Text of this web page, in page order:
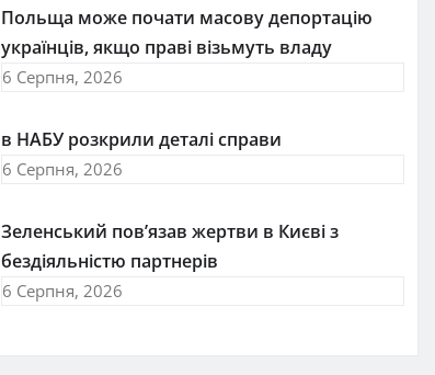
Польща може почати масову депортацію
українців, якщо праві візьмуть владу
6 Серпня, 2026
в НАБУ розкрили деталі справи
6 Серпня, 2026
Зеленський пов’язав жертви в Києві з
бездіяльністю партнерів
6 Серпня, 2026